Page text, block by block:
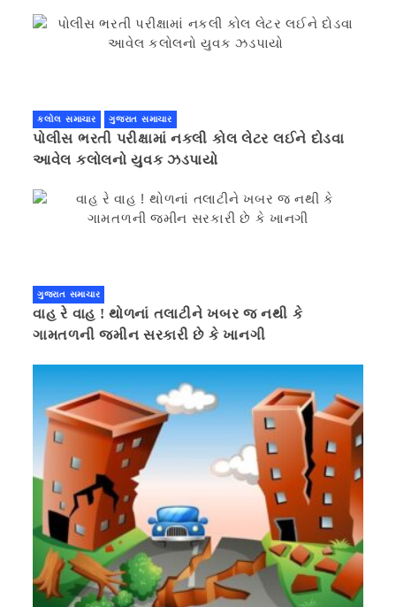
કલોલ સમાચાર ગુજરાત સમાચાર
પોલીસ ભરતી પરીક્ષામાં નકલી કોલ લેટર લઈને દોડવા
આવેલ કલોલનો યુવક ઝડપાયો
ગુજરાત સમાચાર
વાહ રે વાહ ! થોળનાં તલાટીને ખબર જ નથી કે
ગામતળની જમીન સરકારી છે કે ખાનગી